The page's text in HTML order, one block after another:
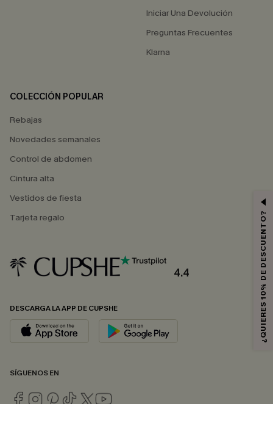
Iniciar Una Devolución
Preguntas Frecuentes
Klarna
COLECCIÓN POPULAR
Rebajas
Novedades semanales
Control de abdomen
Cintura alta
Vestidos de fiesta
Tarjeta regalo
4.4
DESCARGA LA APP DE CUPSHE
SÍGUENOS EN
¿QUIERES 10% DE DESCUENTO?